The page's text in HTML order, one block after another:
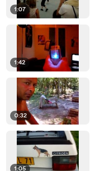
1:07
1:42
0:32
1:05